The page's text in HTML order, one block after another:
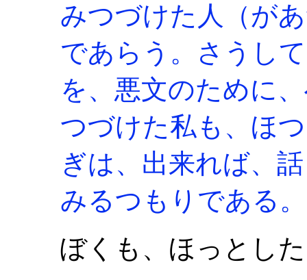
みつづけた人（が
であらう。さうし
を、悪文のために
つづけた私も、ほ
ぎは、出来れば、
みるつもりである。
ぼくも、ほっとし